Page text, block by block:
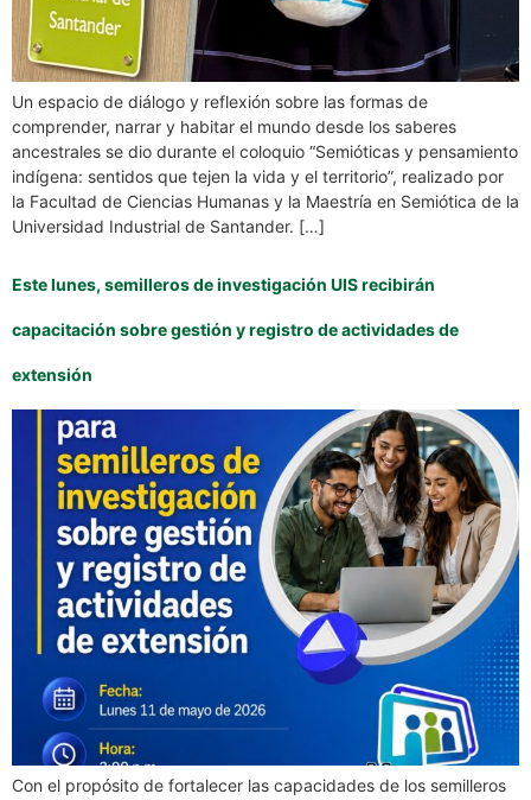
Un espacio de diálogo y reflexión sobre las formas de
comprender, narrar y habitar el mundo desde los saberes
ancestrales se dio durante el coloquio “Semióticas y pensamiento
indígena: sentidos que tejen la vida y el territorio”, realizado por
la Facultad de Ciencias Humanas y la Maestría en Semiótica de la
Universidad Industrial de Santander. […]
Este lunes, semilleros de investigación UIS recibirán
capacitación sobre gestión y registro de actividades de
extensión
Con el propósito de fortalecer las capacidades de los semilleros